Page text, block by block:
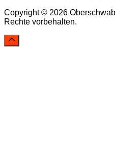
Copyright © 2026
Rechte vorbehalten.